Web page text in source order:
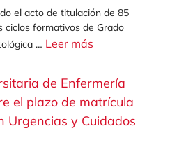
el acto de titulación de 85
ciclos formativos de Grado
… Leer más
de Enfermería
el plazo de matrícula
Urgencias y Cuidados